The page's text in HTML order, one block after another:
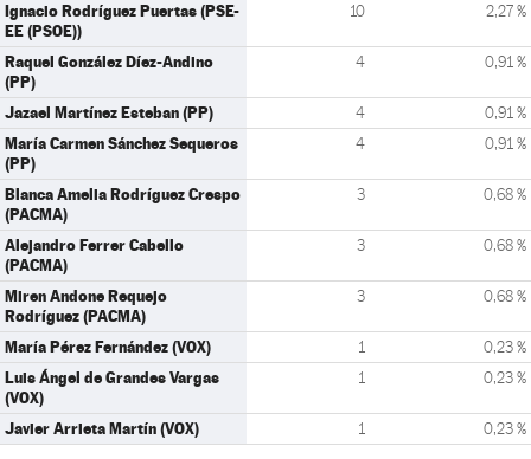
Ignacio Rodríguez Puertas (PSE-
EE (PSOE))
10 2,27 %
Raquel González Díez-Andino
(PP)
4 0,91 %
Jazael Martínez Esteban (PP) 4 0,91 %
María Carmen Sánchez Sequeros
(PP)
4 0,91 %
Blanca Amelia Rodríguez Crespo
(PACMA)
3 0,68 %
Alejandro Ferrer Cabello
(PACMA)
3 0,68 %
Miren Andone Requejo
Rodríguez (PACMA)
3 0,68 %
María Pérez Fernández (VOX) 1 0,23 %
Luis Ángel de Grandes Vargas
(VOX)
1 0,23 %
Javier Arrieta Martín (VOX) 1 0,23 %